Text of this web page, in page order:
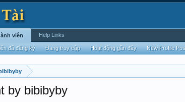
by bibibyby
viên
đã đăng ký Đang truy cập Hoạt động gần đây New Profile
Help Links